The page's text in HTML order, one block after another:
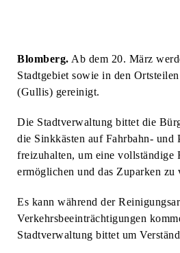
Blomberg. Ab dem 20. März
Stadtgebiet sowie in den
(Gullis) gereinigt.
Die Stadtverwaltung bittet die
die Sinkkästen auf Fahrbahn- und
freizuhalten, um eine vollständige
ermöglichen und das Zuparken zu
Es kann während der
Verkehrsbeeinträchtigungen
Stadtverwaltung bittet um